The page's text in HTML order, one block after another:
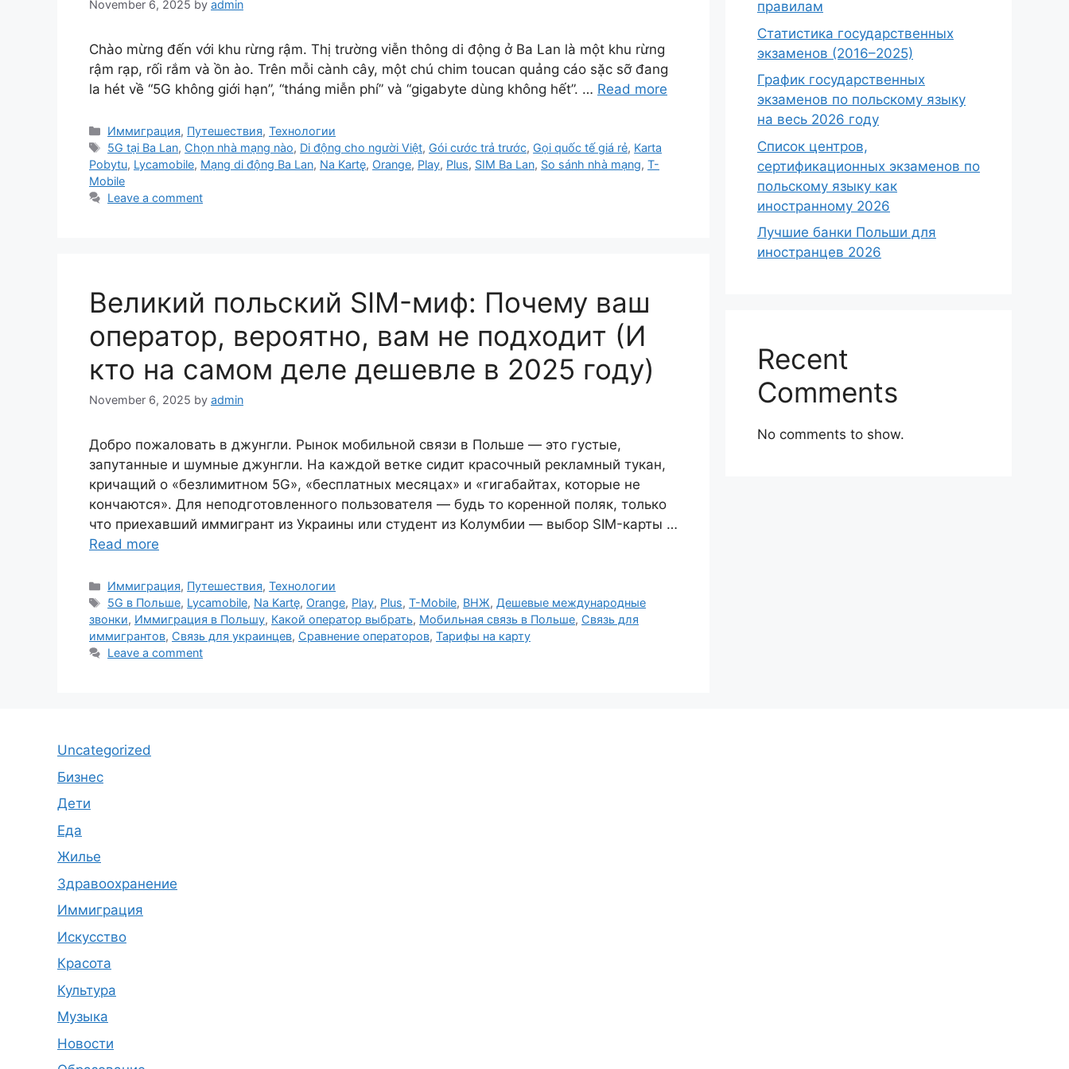
November 6, 2025 by admin
Chào mừng đến với khu rừng rậm. Thị trường viễn thông di động ở Ba Lan là một khu rừng
rậm rạp, rối rắm và ồn ào. Trên mỗi cành cây, một chú chim toucan quảng cáo sặc sỡ đang
la hét về “5G không giới hạn”, “tháng miễn phí” và “gigabyte dùng không hết”. … Read more
Categories
Иммиграция, Путешествия,Технологии
Tags
5G tại Ba Lan, Chọn nhà mạng nào, Di động cho người Việt, Gói cước trả trước, Gọi quốc tế giá rẻ, Karta
Pobytu, Lycamobile, Mạng di động Ba Lan, Na Kartę, Orange, Play, Plus, SIM Ba Lan, So sánh nhà mạng, T-
Mobile
Leave a comment
Великий польский SIM-миф: Почему ваш
оператор, вероятно, вам не подходит (И
кто на самом деле дешевле в 2025 году)
November 6, 2025 by admin
Добро пожаловать в джунгли. Рынок мобильной связи в Польше — это густые,
запутанные и шумные джунгли. На каждой ветке сидит красочный рекламный тукан,
кричащий о «безлимитном 5G», «бесплатных месяцах» и «гигабайтах, которые не
кончаются». Для неподготовленного пользователя — будь то коренной поляк, только
что приехавший иммигрант из Украины или студент из Колумбии — выбор SIM-карты …
Read more
Categories
Иммиграция, Путешествия,Технологии
Tags
5G в Польше, Lycamobile, Na Kartę, Orange, Play, Plus,T-Mobile, ВНЖ, Дешевые международные
звонки, Иммиграция в Польшу, Какой оператор выбрать, Мобильная связь в Польше, Связь для
иммигрантов, Связь для украинцев, Сравнение операторов, Тарифы на карту
Leave a comment
правилам
Статистика государственных
экзаменов (2016–2025)
График государственных
экзаменов по польскому языку
на весь 2026 году
Список центров,
сертификационных экзаменов по
польскому языку как
иностранному 2026
Лучшие банки Польши для
иностранцев 2026
Recent
Comments
No comments to show.
Uncategorized
Бизнес
Дети
Еда
Жилье
Здравоохранение
Иммиграция
Искусство
Красота
Культура
Музыка
Новости